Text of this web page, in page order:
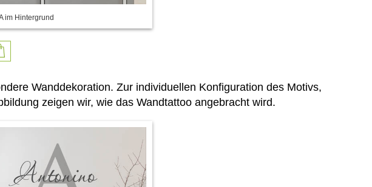
im Hintergrund
Wanddekoration. Zur individuellen Konfiguration des Motivs,
zeigen wir, wie das Wandtattoo angebracht wird.